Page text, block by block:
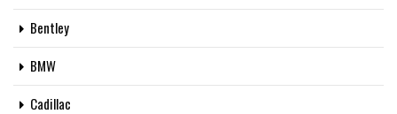
Bentley
BMW
Cadillac